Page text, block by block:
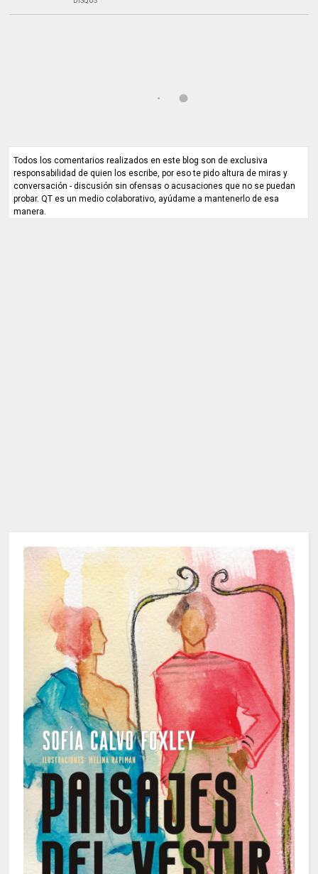
Todos los comentarios realizados en este blog son de exclusiva
responsabilidad de quien los escribe, por eso te pido altura de miras y
conversación - discusión sin ofensas o acusaciones que no se puedan
probar. QT es un medio colaborativo, ayúdame a mantenerlo de esa
manera.